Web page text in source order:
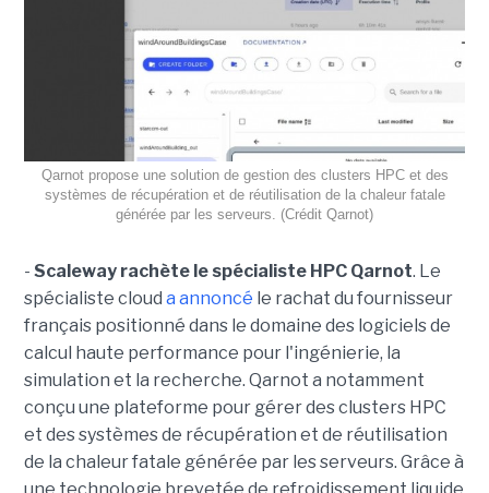
Qarnot propose une solution de gestion des clusters HPC et des
systèmes de récupération et de réutilisation de la chaleur fatale
générée par les serveurs. (Crédit Qarnot)
- Scaleway rachète le spécialiste HPC Qarnot. Le
spécialiste cloud a annoncé le rachat du fournisseur
français positionné dans le domaine des logiciels de
calcul haute performance pour l'ingénierie, la
simulation et la recherche. Qarnot a notamment
conçu une plateforme pour gérer des clusters HPC
et des systèmes de récupération et de réutilisation
de la chaleur fatale générée par les serveurs. Grâce à